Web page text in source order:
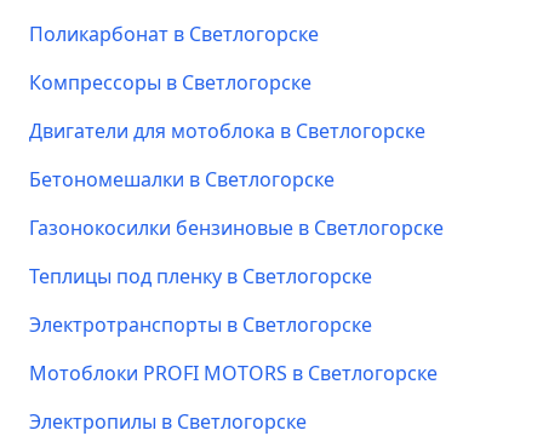
Поликарбонат в Светлогорске
Компрессоры в Светлогорске
Двигатели для мотоблока в Светлогорске
Бетономешалки в Светлогорске
Газонокосилки бензиновые в Светлогорске
Теплицы под пленку в Светлогорске
Электротранспорты в Светлогорске
Мотоблоки PROFI MOTORS в Светлогорске
Электропилы в Светлогорске